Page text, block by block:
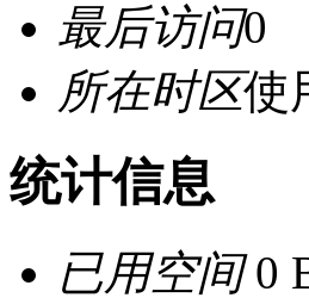
最后访问0
所在时区使
统计信息
已用空间0